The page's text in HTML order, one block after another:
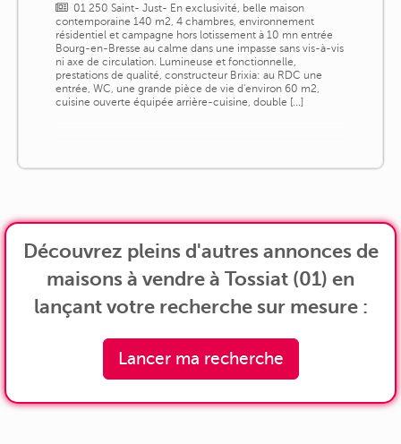
01 250 Saint- Just- En exclusivité, belle maison
contemporaine 140 m2, 4 chambres, environnement
résidentiel et campagne hors lotissement à 10 mn entrée
Bourg-en-Bresse au calme dans une impasse sans vis-à-vis
ni axe de circulation. Lumineuse et fonctionnelle,
prestations de qualité, constructeur Brixia: au RDC une
entrée, WC, une grande pièce de vie d'environ 60 m2,
cuisine ouverte équipée arrière-cuisine, double [...]
Découvrez pleins d'autres annonces de
maisons à vendre à Tossiat (01) en
lançant votre recherche sur mesure :
Lancer ma recherche